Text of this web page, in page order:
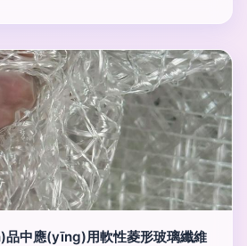
品中應(yīng)用軟性菱形玻璃纖維